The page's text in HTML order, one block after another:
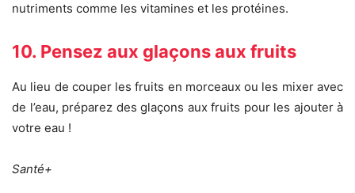
nutriments comme les vitamines et les protéines.
10. Pensez aux glaçons aux fruits
Au lieu de couper les fruits en morceaux ou les mixer avec
de l’eau, préparez des glaçons aux fruits pour les ajouter à
votre eau !
Santé+